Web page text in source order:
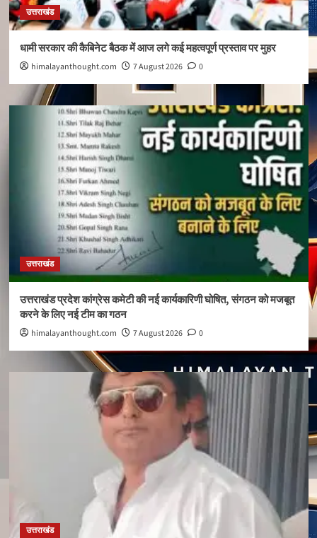
उत्तराखंड
धामी सरकार की कैबिनेट बैठक में आज लगे कई महत्वपूर्ण प्रस्ताव पर मुहर
himalayanthought.com 7 August 2026 0
उत्तराखंड
उत्तराखंड प्रदेश कांग्रेस कमेटी की नई कार्यकारिणी घोषित, संगठन को मजबूत
करने के लिए नई टीम का गठन
himalayanthought.com 7 August 2026 0
उत्तराखंड